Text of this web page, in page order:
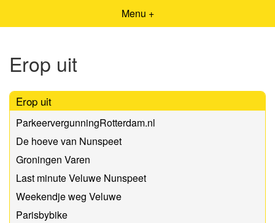
Menu +
Erop uit
Erop uit
ParkeervergunningRotterdam.nl
De hoeve van Nunspeet
Groningen Varen
Last minute Veluwe Nunspeet
Weekendje weg Veluwe
Parisbybike